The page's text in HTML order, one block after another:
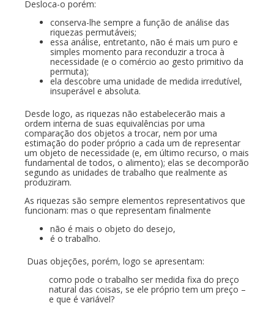
Desloca-o porém:
conserva-lhe sempre a função de análise das
riquezas permutáveis;
essa análise, entretanto, não é mais um puro e
simples momento para reconduzir a troca à
necessidade (e o comércio ao gesto primitivo da
permuta);
ela descobre uma unidade de medida irredutível,
insuperável e absoluta.
Desde logo, as riquezas não estabelecerão mais a
ordem interna de suas equivalências por uma
comparação dos objetos a trocar, nem por uma
estimação do poder próprio a cada um de representar
um objeto de necessidade (e, em último recurso, o mais
fundamental de todos, o alimento); elas se decomporão
segundo as unidades de trabalho que realmente as
produziram.
As riquezas são sempre elementos representativos que
funcionam: mas o que representam finalmente
não é mais o objeto do desejo,
é o trabalho.
Duas objeções, porém, logo se apresentam:
como pode o trabalho ser medida fixa do preço
natural das coisas, se ele próprio tem um preço –
e que é variável?